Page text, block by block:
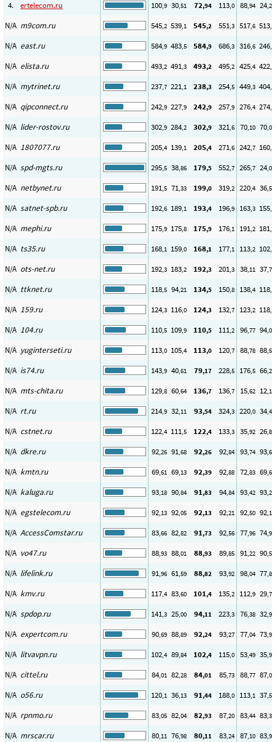
4. ertelecom.ru 100,9 30,51 72,94 113,0 88,94 24,23
N/A m9com.ru 545,2 539,1 545,2 551,3 517,6 513,0
N/A east.ru 584,9 483,5 584,9 686,3 316,6 246,1
N/A elista.ru 493,2 491,3 493,2 495,2 425,4 422,1
N/A mytrinet.ru 237,7 221,1 238,3 254,5 449,3 404,3
N/A qipconnect.ru 242,9 227,9 242,9 257,9 276,4 274,6
N/A lider-rostov.ru 302,9 284,2 302,9 321,6 70,10 70,05
N/A 1807077.ru 205,4 139,1 205,4 271,6 242,7 160,9
N/A spd-mgts.ru 295,5 38,86 179,5 552,7 265,7 24,04
N/A netbynet.ru 191,5 71,33 199,0 319,2 220,4 36,53
N/A satnet-spb.ru 192,6 189,1 193,4 196,9 163,3 155,1
N/A mephi.ru 175,9 175,8 175,9 176,1 191,2 181,1
N/A ts35.ru 168,1 159,0 168,1 177,1 113,2 102,3
N/A ots-net.ru 192,3 183,2 192,3 201,3 38,11 37,77
N/A ttknet.ru 118,5 94,21 134,5 150,8 138,4 118,4
N/A 159.ru 124,3 116,0 124,3 132,7 123,2 118,0
N/A 104.ru 110,5 109,9 110,5 111,2 96,77 94,00
N/A yuginterseti.ru 113,0 105,4 113,0 120,7 88,78 88,57
N/A is74.ru 143,9 40,61 79,17 228,5 176,5 66,26
N/A mts-chita.ru 129,8 60,64 136,7 136,7 15,62 12,16
N/A rt.ru 214,9 32,11 93,54 324,3 220,0 34,42
N/A cstnet.ru 122,4 111,5 122,4 133,3 35,92 26,84
N/A dkre.ru 92,26 91,68 92,26 92,84 93,74 93,68
N/A kmtn.ru 69,61 69,13 92,39 92,88 72,83 69,66
N/A kaluga.ru 93,18 90,84 91,83 94,84 93,42 93,20
N/A egstelecom.ru 92,13 92,05 92,13 92,21 92,50 92,17
N/A AccessComstar.ru 83,66 82,82 91,73 92,56 77,96 74,95
N/A vo47.ru 88,93 88,01 88,93 89,85 91,22 90,57
N/A lifelink.ru 91,96 61,59 88,82 93,92 98,04 77,83
N/A kmv.ru 117,4 83,60 101,4 135,2 112,9 29,72
N/A spdop.ru 141,3 25,00 94,11 223,3 76,38 32,96
N/A expertcom.ru 90,69 88,89 92,24 93,27 77,04 73,94
N/A litvavpn.ru 102,4 89,84 102,4 115,0 53,49 35,97
N/A cittel.ru 84,01 82,28 84,01 85,73 88,77 87,01
N/A o56.ru 120,1 36,13 91,44 188,0 113,1 37,56
N/A rpnmo.ru 83,05 82,04 82,93 87,20 83,44 83,37
N/A mrscar.ru 80,11 76,98 80,11 83,24 87,10 83,99